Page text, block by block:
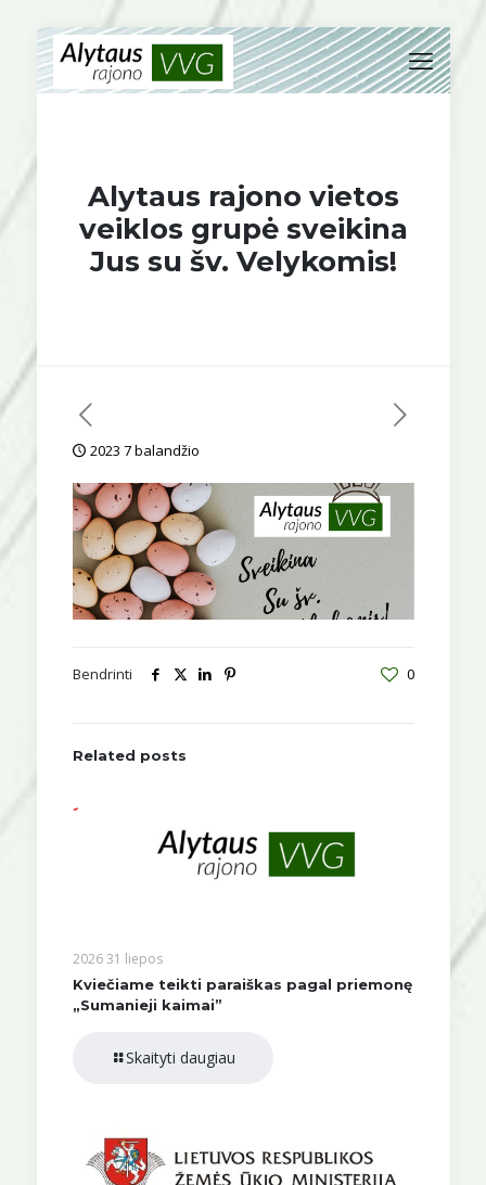
Alytaus rajono vietos
veiklos grupė sveikina
Jus su šv. Velykomis!
2023 7 balandžio
Bendrinti 0
Related posts
2026 31 liepos
Kviečiame teikti paraiškas pagal priemonę
„Sumanieji kaimai”
Skaityti daugiau